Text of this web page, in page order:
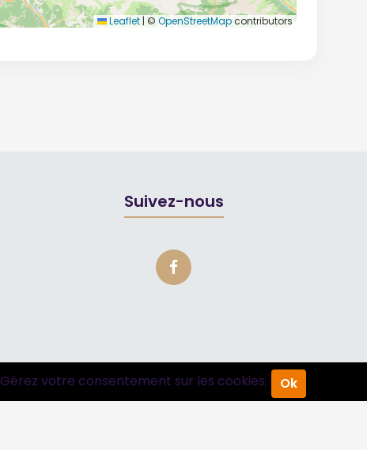
Leaflet | © OpenStreetMapcontributors
Suivez-nous
Gérez votre consentement sur les cookies. Ok